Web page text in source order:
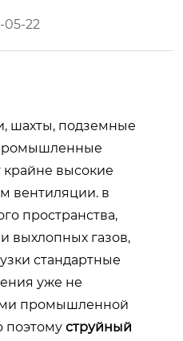
05-22
шахты, подземные
высокие
вентиляции. в
пространства,
выхлопных газов,
стандартные
уже не
промышленной
поэтому струйный